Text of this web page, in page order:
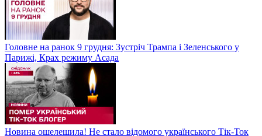
Головне на ранок 9 грудня: Зустріч Трампа і Зеленського у
Парижі, Крах режиму Асада
Новина ошелешила! Не стало відомого українського Тік-Ток